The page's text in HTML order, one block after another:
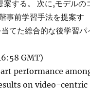
する。 次に,モデルの
事前学習手法を提案す
てた総合的な後学習パ
GMT)
performance
on video-centric